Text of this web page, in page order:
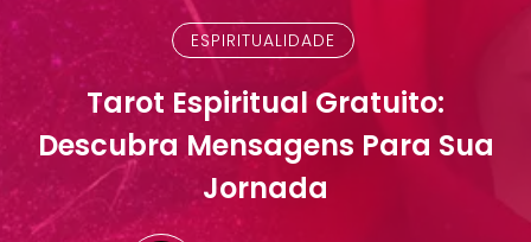
ESPIRITUALIDADE
Tarot Espiritual Gratuito:
Descubra Mensagens Para Sua
Jornada